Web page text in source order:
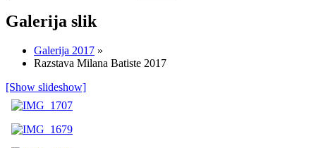
Galerija slik
Galerija 2017 »
Razstava Milana Batiste 2017
[Show slideshow]